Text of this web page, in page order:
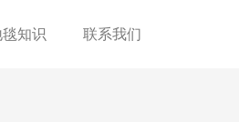
知识 联系我们